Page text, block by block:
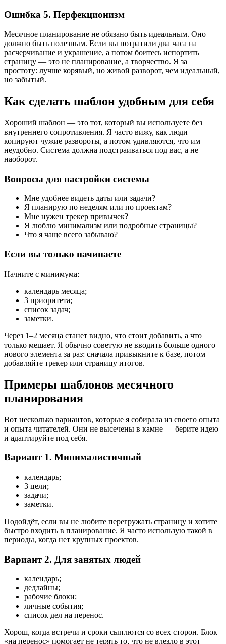
Ошибка 5. Перфекционизм
Месячное планирование не обязано быть идеальным. Оно
должно быть полезным. Если вы потратили два часа на
расчерчивание и украшение, а потом боитесь испортить
страницу — это не планирование, а творчество. Я за
простоту: лучше корявый, но живой разворот, чем идеальный,
но забытый.
Как сделать шаблон удобным для себя
Хороший шаблон — это тот, который вы используете без
внутреннего сопротивления. Я часто вижу, как люди
копируют чужие развороты, а потом удивляются, что им
неудобно. Система должна подстраиваться под вас, а не
наоборот.
Вопросы для настройки системы
Мне удобнее видеть даты или задачи?
Я планирую по неделям или по проектам?
Мне нужен трекер привычек?
Я люблю минимализм или подробные страницы?
Что я чаще всего забываю?
Если вы только начинаете
Начните с минимума:
календарь месяца;
3 приоритета;
список задач;
заметки.
Через 1–2 месяца станет видно, что стоит добавить, а что
только мешает. Я обычно советую не вводить больше одного
нового элемента за раз: сначала привыкните к базе, потом
добавляйте трекер или страницу итогов.
Примеры шаблонов месячного
планирования
Вот несколько вариантов, которые я собирала из своего опыта
и опыта читателей. Они не высечены в камне — берите идею
и адаптируйте под себя.
Вариант 1. Минималистичный
календарь;
3 цели;
задачи;
заметки.
Подойдёт, если вы не любите перегружать страницу и хотите
быстро входить в планирование. Я часто использую такой в
периоды, когда нет крупных проектов.
Вариант 2. Для занятых людей
календарь;
дедлайны;
рабочие блоки;
личные события;
список дел на перенос.
Хорош, когда встречи и сроки сыплются со всех сторон. Блок
«на перенос» помогает не терять то, что не влезло в этот